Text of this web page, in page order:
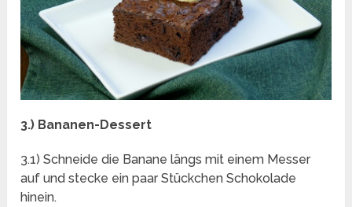
3.) Bananen-Dessert
3.1) Schneide die Banane längs mit einem Messer
auf und stecke ein paar Stückchen Schokolade
hinein.